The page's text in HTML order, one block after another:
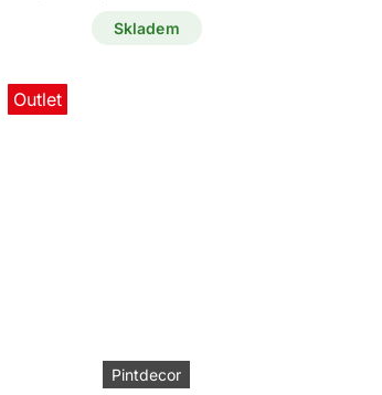
ceny. Poslední kus skladem je po
Skladem
Outlet
Pintdecor